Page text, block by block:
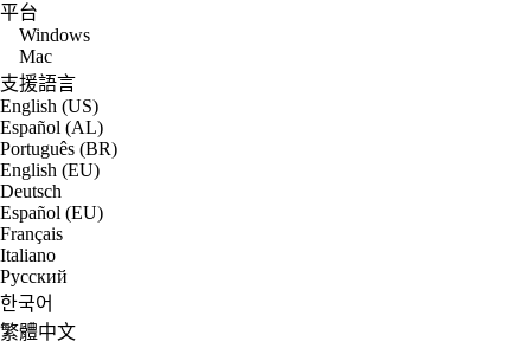
平台
Windows
Mac
支援語言
English (US)
Español (AL)
Português (BR)
English (EU)
Deutsch
Español (EU)
Français
Italiano
Русский
한국어
繁體中文